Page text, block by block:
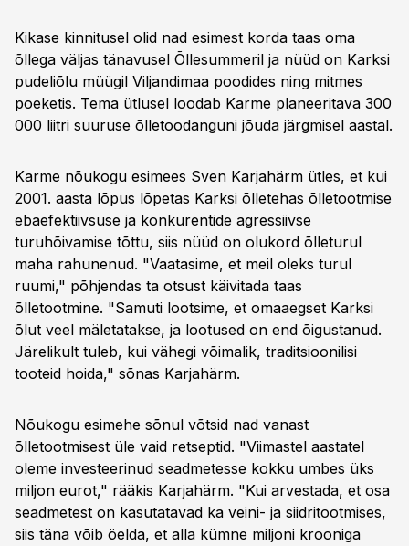
Kikase kinnitusel olid nad esimest korda taas oma
õllega väljas tänavusel Õllesummeril ja nüüd on Karksi
pudeliõlu müügil Viljandimaa poodides ning mitmes
poeketis. Tema ütlusel loodab Karme planeeritava 300
000 liitri suuruse õlletoodanguni jõuda järgmisel aastal.
Karme nõukogu esimees Sven Karjahärm ütles, et kui
2001. aasta lõpus lõpetas Karksi õlletehas õlletootmise
ebaefektiivsuse ja konkurentide agressiivse
turuhõivamise tõttu, siis nüüd on olukord õlleturul
maha rahunenud. "Vaatasime, et meil oleks turul
ruumi," põhjendas ta otsust käivitada taas
õlletootmine. "Samuti lootsime, et omaaegset Karksi
õlut veel mäletatakse, ja lootused on end õigustanud.
Järelikult tuleb, kui vähegi võimalik, traditsioonilisi
tooteid hoida," sõnas Karjahärm.
Nõukogu esimehe sõnul võtsid nad vanast
õlletootmisest üle vaid retseptid. "Viimastel aastatel
oleme investeerinud seadmetesse kokku umbes üks
miljon eurot," rääkis Karjahärm. "Kui arvestada, et osa
seadmetest on kasutatavad ka veini- ja siidritootmises,
siis täna võib öelda, et alla kümne miljoni krooniga